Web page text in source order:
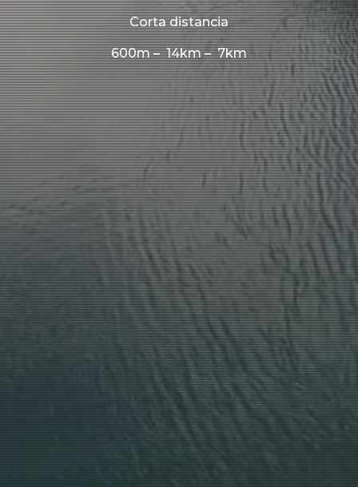
Corta distancia
600m – 14km – 7km